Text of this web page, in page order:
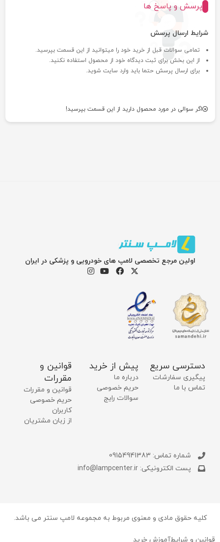
پرسش و پاسخ ها
شرایط ارسال پرسش
تمامی سوالات قبل از خرید خود را میتوانید از این قسمت بپرسید.
از این بخش برای ثبت دیدگاه خود از محصول استفاده نکنید.
برای ارسال پرسش حتما باید وارد سایت شوید.
اگر سوالی در مورد محصول دارید از این قسمت بپرسید!
اولین مرجع تخصصی لامپ های خودرویی و پزشکی در ایران
دسترسی سریع
پیگیری سفارشات
تماس با ما
پیش از خرید
درباره ما
حریم خصوصی
سوالات رایج
قوانین و
مقررات
قوانین و مقررات
حریم خصوصی
کاربران
از زبان مشتریان
شماره تماس: 09154941383
پست الکترونیکی: info@lampcenter.ir
کلیه حقوق مادی و معنوی مربوط به مجموعه لامپ سنتر می باشد.
قوانین و شرایطآموزش خرید